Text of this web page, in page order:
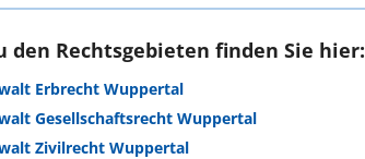
den Rechtsgebieten finden Sie hier:
Erbrecht Wuppertal
Gesellschaftsrecht Wuppertal
Zivilrecht Wuppertal